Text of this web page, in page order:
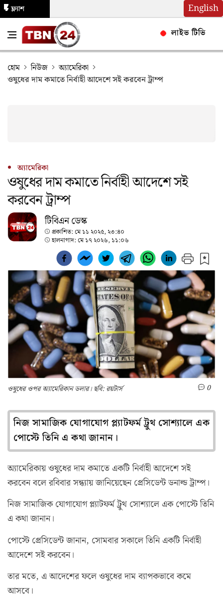
English
ফ্ল্যাশ
লাইভ টিভি
হোম নিউজ
অ্যামেরিকা
ওষুধের দাম কমাতে নির্বাহী আদেশে সই করবেন ট্রাম্প
অ্যামেরিকা
ওষুধের দাম কমাতে নির্বাহী আদেশে সই
করবেন ট্রাম্প
টিবিএন ডেস্ক
প্রকাশিত: মে ১১ ২০২৫, ২৩:৪০
হালনাগাদ: মে ১৭ ২০২৬, ১১:০৬
ওষুধের ওপর অ্যামেরিকান ডলার। ছবি: রয়টার্স 0
নিজ সামাজিক যোগাযোগ প্ল্যাটফর্ম ট্রুথ সোশ্যালে এক
পোস্টে তিনি এ কথা জানান।
অ্যামেরিকায় ওষুধের দাম কমাতে একটি নির্বাহী আদেশে সই
করবেন বলে রবিবার সন্ধ্যায় জানিয়েছেন প্রেসিডেন্ট ডনাল্ড ট্রাম্প।
নিজ সামাজিক যোগাযোগ প্ল্যাটফর্ম ট্রুথ সোশ্যালে এক পোস্টে তিনি
এ কথা জানান।
পোস্টে প্রেসিডেন্ট জানান, সোমবার সকালে তিনি একটি নির্বাহী
আদেশে সই করবেন।
তার মতে, এ আদেশের ফলে ওষুধের দাম ব্যাপকভাবে কমে
আসবে।